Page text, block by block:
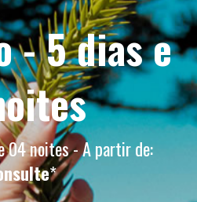
- 5 dias e
04 noites - A partir de:
*